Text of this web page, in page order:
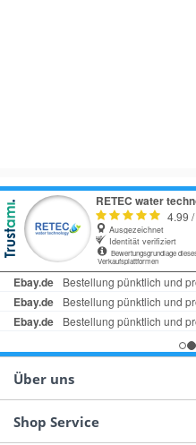
Über uns
Shop Service